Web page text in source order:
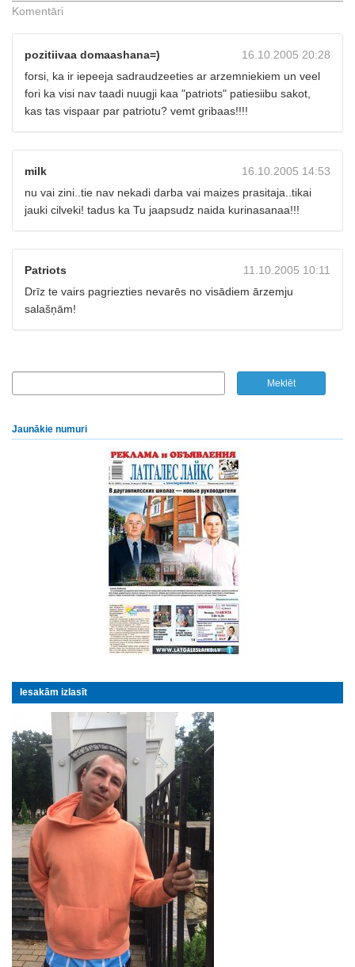
Komentāri
16.10.2005 20:28
pozitiivaa domaashana=)
forsi, ka ir iepeeja sadraudzeeties ar arzemniekiem un veel
fori ka visi nav taadi nuugji kaa "patriots" patiesiibu sakot,
kas tas vispaar par patriotu? vemt gribaas!!!!
16.10.2005 14:53
milk
nu vai zini..tie nav nekadi darba vai maizes prasitaja..tikai
jauki cilveki! tadus ka Tu jaapsudz naida kurinasanaa!!!
11.10.2005 10:11
Patriots
Drīz te vairs pagriezties nevarēs no visādiem ārzemju
salašņām!
Jaunākie numuri
Iesakām izlasīt